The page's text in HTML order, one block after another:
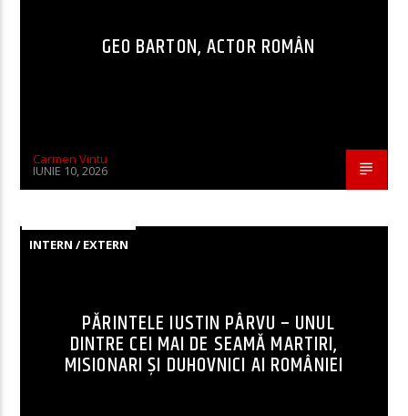
GEO BARTON, ACTOR ROMÂN
Carmen Vintu
IUNIE 10, 2026
INTERN / EXTERN
PĂRINTELE IUSTIN PÂRVU – UNUL
DINTRE CEI MAI DE SEAMĂ MARTIRI,
MISIONARI ŞI DUHOVNICI AI ROMÂNIEI